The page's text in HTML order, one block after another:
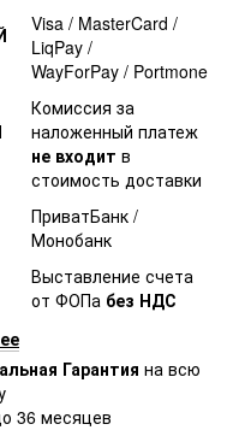
Visa / MasterCard /
LiqPay /
WayForPay / Portmone
Комиссия за
наложенный платеж
не входит в
стоимость доставки
ПриватБанк /
Монобанк
Выставление счета
от ФОПа без НДС
Гарантия на всю
36 месяцев